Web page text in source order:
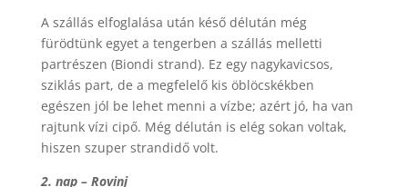
A szállás elfoglalása után késő délután még
fürödtünk egyet a tengerben a szállás melletti
partrészen (Biondi strand). Ez egy nagykavicsos,
sziklás part, de a megfelelő kis öblöcskékben
egészen jól be lehet menni a vízbe; azért jó, ha van
rajtunk vízi cipő. Még délután is elég sokan voltak,
hiszen szuper strandidő volt.
2. nap – Rovinj